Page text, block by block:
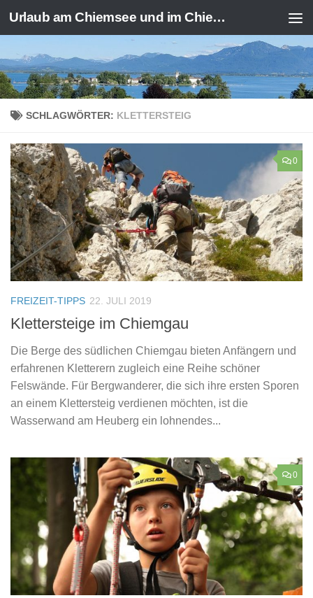
Zum Inhalt springen Urlaub am Chiemsee und im Chiemgau
SCHLAGWÖRTER: KLETTERSTEIG
0
FREIZEIT-TIPPS 22. JULI 2019
Klettersteige im Chiemgau
Die Berge des südlichen Chiemgau bieten Anfängern und
erfahrenen Kletterern zugleich eine Reihe schöner
Felswände. Für Bergwanderer, die sich ihre ersten Sporen
an einem Klettersteig verdienen möchten, ist die
Wasserwand am Heuberg ein lohnendes...
0